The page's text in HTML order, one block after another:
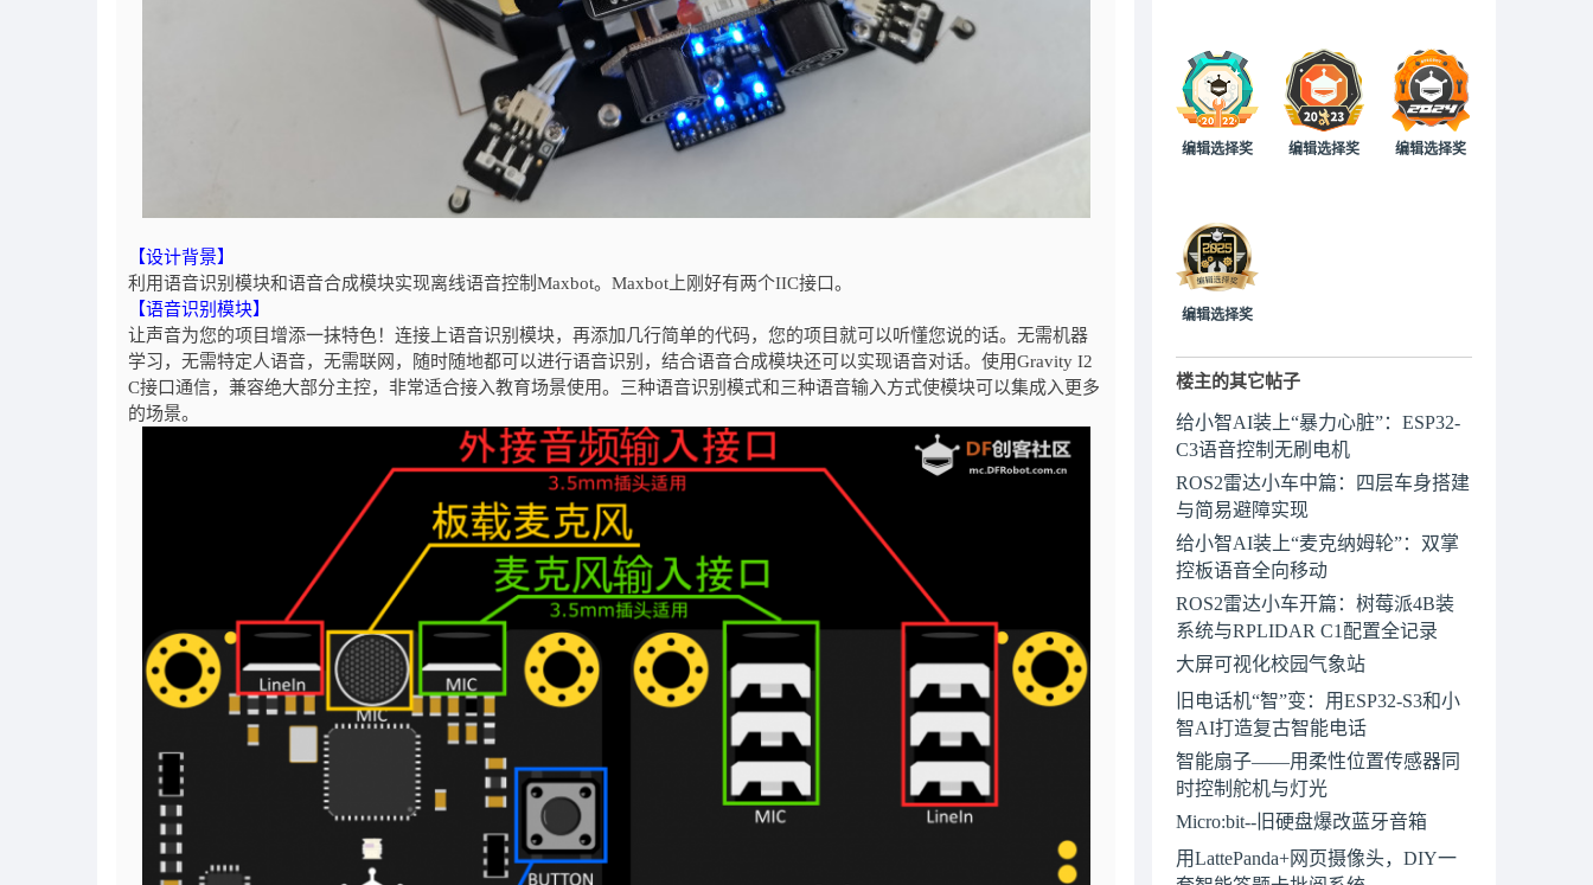
【设计背景】
利用语音识别模块和语音合成模块实现离线语音控制Maxbot。Maxbot上刚好有两个IIC接口。
【语音识别模块】
让声音为您的项目增添一抹特色！连接上语音识别模块，再添加几行简单的代码，您的项目就可以听懂您说的话。无需机器
学习，无需特定人语音，无需联网，随时随地都可以进行语音识别，结合语音合成模块还可以实现语音对话。使用Gravity I2
C接口通信，兼容绝大部分主控，非常适合接入教育场景使用。三种语音识别模式和三种语音输入方式使模块可以集成入更多
的场景。
编辑选择奖 编辑选择奖 编辑选择奖
编辑选择奖
楼主的其它帖子
给小智AI装上“暴力心脏”：ESP32-
C3语音控制无刷电机
ROS2雷达小车中篇：四层车身搭建
与简易避障实现
给小智AI装上“麦克纳姆轮”：双掌
控板语音全向移动
ROS2雷达小车开篇：树莓派4B装
系统与RPLIDAR C1配置全记录
大屏可视化校园气象站
旧电话机“智”变：用ESP32-S3和小
智AI打造复古智能电话
智能扇子——用柔性位置传感器同
时控制舵机与灯光
Micro:bit--旧硬盘爆改蓝牙音箱
用LattePanda+网页摄像头，DIY一